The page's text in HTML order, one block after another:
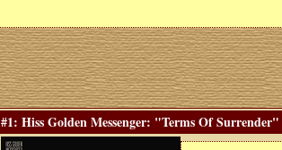
#1: Hiss Golden Messenger: "Terms Of